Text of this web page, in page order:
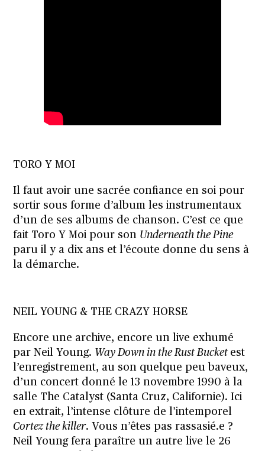
TORO Y MOI
Il faut avoir une sacrée confiance en soi pour
sortir sous forme d’album les instrumentaux
d’un de ses albums de chanson. C’est ce que
fait Toro Y Moi pour son Underneath the Pine
paru il y a dix ans et l’écoute donne du sens à
la démarche.
NEIL YOUNG & THE CRAZY HORSE
Encore une archive, encore un live exhumé
par Neil Young. Way Down in the Rust Bucket est
l’enregistrement, au son quelque peu baveux,
d’un concert donné le 13 novembre 1990 à la
salle The Catalyst (Santa Cruz, Californie). Ici
en extrait, l’intense clôture de l’intemporel
Cortez the killer. Vous n’êtes pas rassasié.e ?
Neil Young fera paraître un autre live le 26